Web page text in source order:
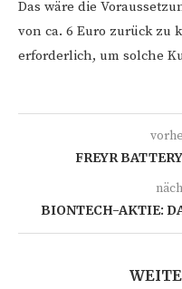
Das wäre die
von ca. 6 Euro zurück zu
erforderlich, um solche
FREYR
BIONTECH-AKTIE: